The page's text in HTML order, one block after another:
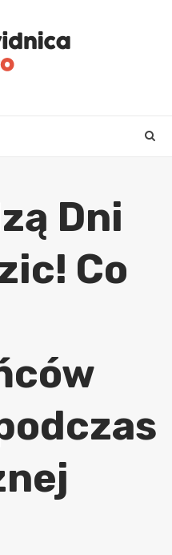
Dni
Co